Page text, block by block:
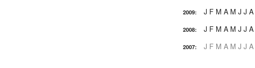
2009: J F M A M J J A
2008: J F M A M J J A
2007: J F M A M J J A